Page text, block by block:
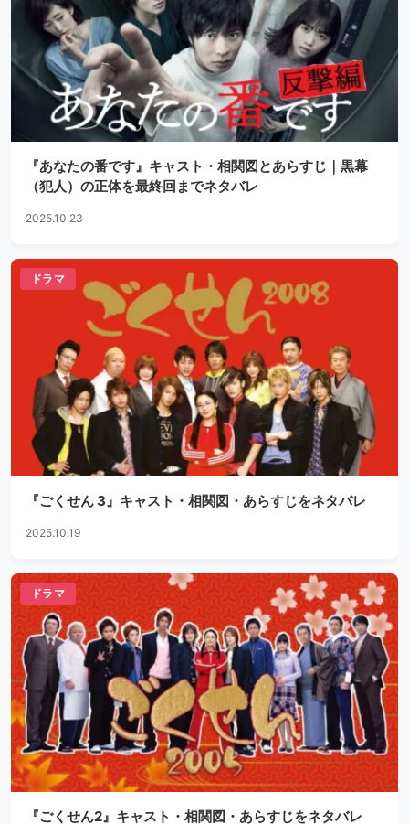
『あなたの番です』キャスト・相関図とあらすじ｜黒幕
（犯人）の正体を最終回までネタバレ
2025.10.23
ドラマ
『ごくせん 3』キャスト・相関図・あらすじをネタバレ
2025.10.19
ドラマ
『ごくせん2』キャスト・相関図・あらすじをネタバレ